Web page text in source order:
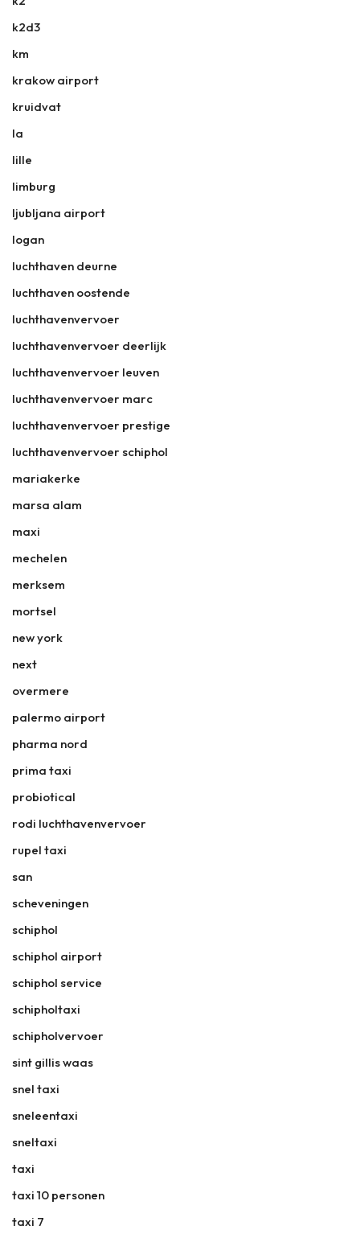
k2d3
km
krakow airport
kruidvat
la
lille
limburg
ljubljana airport
logan
luchthaven deurne
luchthaven oostende
luchthavenvervoer
luchthavenvervoer deerlijk
luchthavenvervoer leuven
luchthavenvervoer marc
luchthavenvervoer prestige
luchthavenvervoer schiphol
mariakerke
marsa alam
maxi
mechelen
merksem
mortsel
new york
next
overmere
palermo airport
pharma nord
prima taxi
probiotical
rodi luchthavenvervoer
rupel taxi
san
scheveningen
schiphol
schiphol airport
schiphol service
schipholtaxi
schipholvervoer
sint gillis waas
snel taxi
sneleentaxi
sneltaxi
taxi
taxi 10 personen
taxi 7